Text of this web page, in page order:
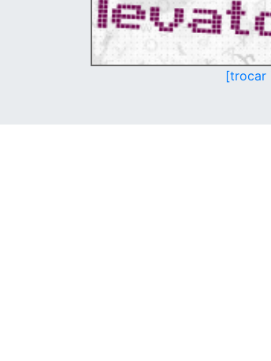
[trocar